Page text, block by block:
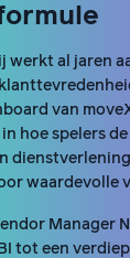
werkt al jaren
van
hoe spelers
waardevolle
Manager
tot een